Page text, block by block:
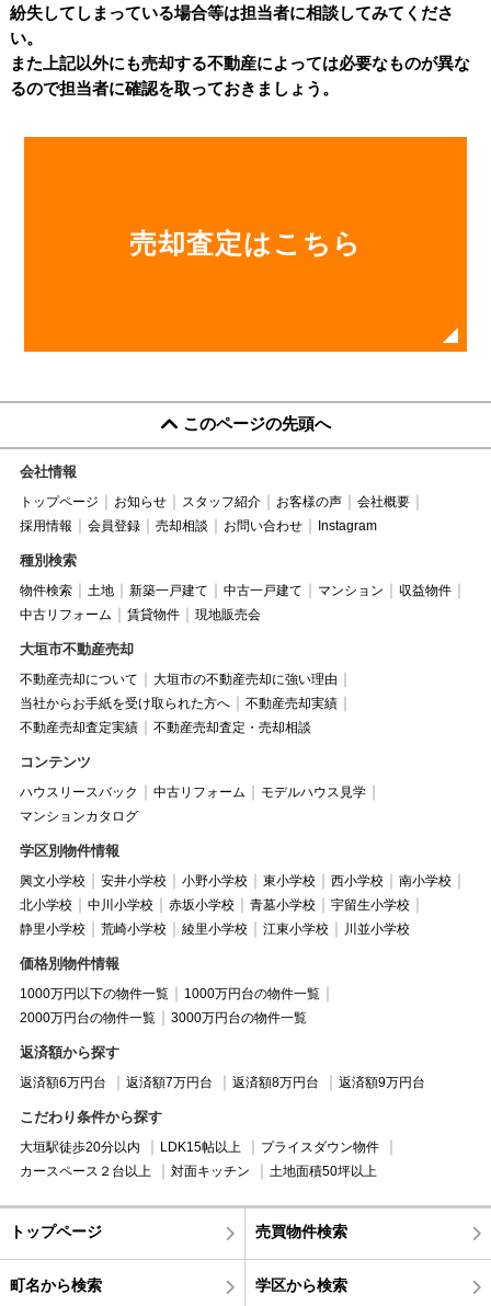
売却査定はこちら
このページの先頭へ
会社情報
トップページ お知らせ スタッフ紹介 お客様の声
会社概要
採用情報
会員登録 売却相談 お問い合わせ Instagram
種別検索
物件検索 土地 新築一戸建て 中古一戸建て マンション
収益物件
中古リフォーム
賃貸物件 現地販売会
大垣市不動産売却
不動産売却について
大垣市の不動産売却に強い理由
当社からお手紙を受け取られた方へ
不動産売却実績
不動産売却査定実績
不動産売却査定・売却相談
コンテンツ
ハウスリースバック 中古リフォーム
モデルハウス見学
マンションカタログ
学区別物件情報
興文小学校 安井小学校 小野小学校 東小学校 西小学校
南小学校
北小学校
中川小学校 赤坂小学校 青墓小学校
宇留生小学校
静里小学校
荒崎小学校 綾里小学校 江東小学校 川並小学校
価格別物件情報
1000万円以下の物件一覧
1000万円台の物件一覧
2000万円台の物件一覧
3000万円台の物件一覧
返済額から探す
返済額6万円台 返済額7万円台 返済額8万円台 返済額9万円台
こだわり条件から探す
大垣駅徒歩20分以内 LDK15帖以上
プライスダウン物件
カースペース２台以上
対面キッチン 土地面積50坪以上
トップページ 売買物件検索
町名から検索 学区から検索